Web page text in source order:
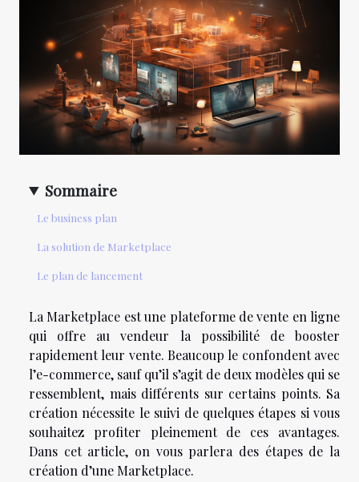
Sommaire
Le business plan
La solution de Marketplace
Le plan de lancement
La Marketplace est une plateforme de vente en ligne
qui offre au vendeur la possibilité de booster
rapidement leur vente. Beaucoup le confondent avec
l’e-commerce, sauf qu’il s’agit de deux modèles qui se
ressemblent, mais différents sur certains points. Sa
création nécessite le suivi de quelques étapes si vous
souhaitez profiter pleinement de ces avantages.
Dans cet article, on vous parlera des étapes de la
création d’une Marketplace.